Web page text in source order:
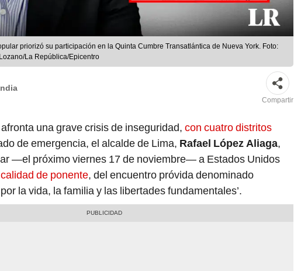
priorizó su participación en la Quinta Cumbre Transatlántica de Nueva York. Foto:
La República/Epicentro
Compartir
una grave crisis de inseguridad, con cuatro distritos
de emergencia, el alcalde de Lima, Rafael López Aliaga,
—el próximo viernes 17 de noviembre— a Estados Unidos
de ponente, del encuentro próvida denominado
la vida, la familia y las libertades fundamentales’.